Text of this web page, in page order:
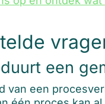
een
van een